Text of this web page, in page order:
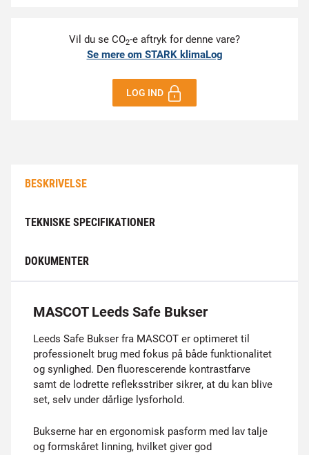
Vil du se CO2-e aftryk for denne vare?
Se mere om STARK klimaLog
LOG IND
BESKRIVELSE
TEKNISKE SPECIFIKATIONER
DOKUMENTER
MASCOT Leeds Safe Bukser
Leeds Safe Bukser fra MASCOT er optimeret til
professionelt brug med fokus på både funktionalitet
og synlighed. Den fluorescerende kontrastfarve
samt de lodrette refleksstriber sikrer, at du kan blive
set, selv under dårlige lysforhold.
Bukserne har en ergonomisk pasform med lav talje
og formskåret linning, hvilket giver god